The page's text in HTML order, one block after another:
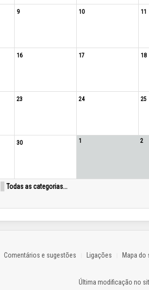
9 10 11
16 17 18
23 24 25
30 1 2
Todas as categorias...
Comentários e sugestões Ligações Mapa do
Última modificação no